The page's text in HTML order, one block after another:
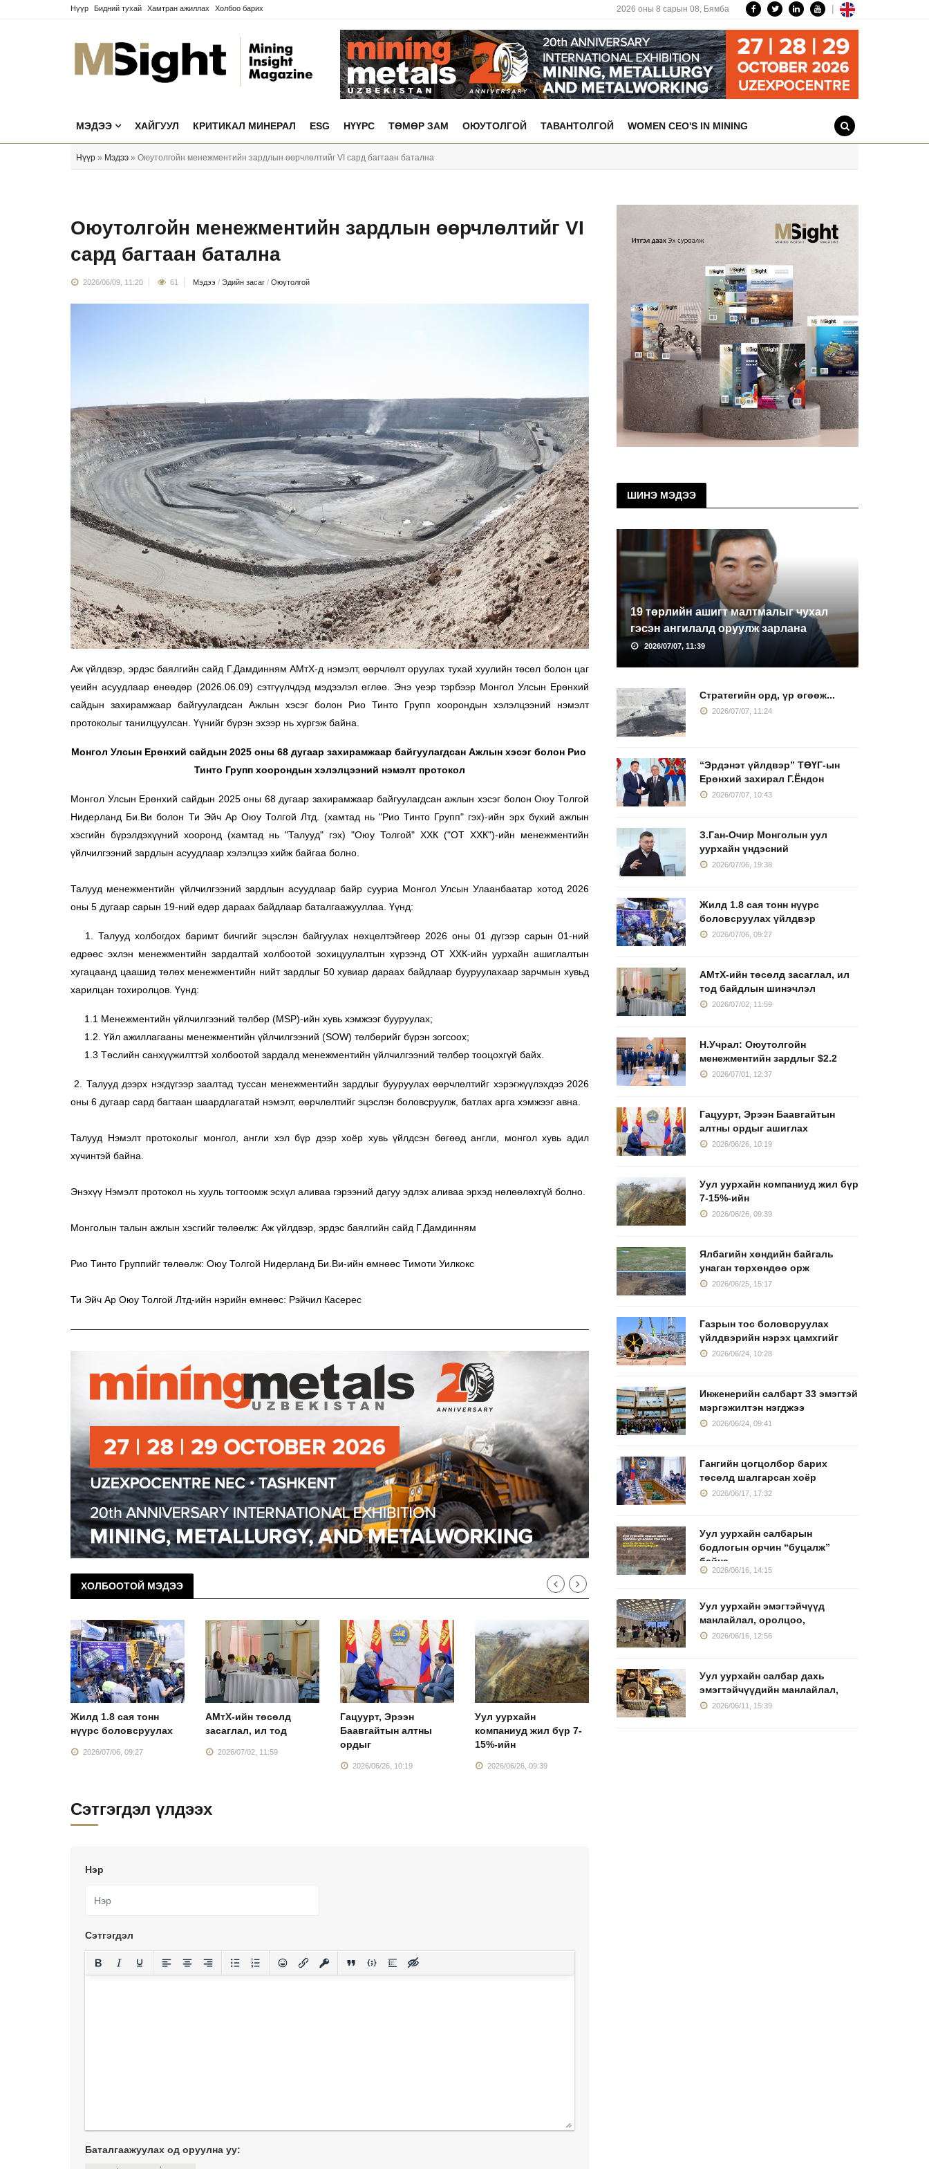
Нүүр Бидний тухай Хамтран ажиллах Холбоо барих 2026 оны 8 сарын 08, Бямба |
МЭДЭЭ ХАЙГУУЛ КРИТИКАЛ МИНЕРАЛ ESG НҮҮРС ТӨМӨР ЗАМ ОЮУТОЛГОЙ ТАВАНТОЛГОЙ WOMEN CEO'S IN MINING
Нүүр » Мэдээ » Оюутолгойн менежментийн зардлын өөрчлөлтийг VI сард багтаан батална
Оюутолгойн менежментийн зардлын өөрчлөлтийг VI
сард багтаан батална
2026/06/09, 11:20 61 Мэдээ / Эдийн засаг / Оюутолгой
Аж үйлдвэр, эрдэс баялгийн сайд Г.Дамдинням АМтХ-д нэмэлт, өөрчлөлт оруулах тухай хуулийн төсөл болон цаг
үеийн асуудлаар өнөөдөр (2026.06.09) сэтгүүлчдэд мэдээлэл өглөө. Энэ үеэр тэрбээр Монгол Улсын Ерөнхий
сайдын захирамжаар байгуулагдсан Ажлын хэсэг болон Рио Тинто Групп хоорондын хэлэлцээний нэмэлт
протоколыг танилцуулсан. Үүнийг бүрэн эхээр нь хүргэж байна.
Монгол Улсын Ерөнхий сайдын 2025 оны 68 дугаар захирамжаар байгуулагдсан Ажлын хэсэг болон Рио
Тинто Групп хоорондын хэлэлцээний нэмэлт протокол
Монгол Улсын Ерөнхий сайдын 2025 оны 68 дугаар захирамжаар байгуулагдсан ажлын хэсэг болон Оюу Толгой
Нидерланд Би.Ви болон Ти Эйч Ар Оюу Толгой Лтд. (хамтад нь "Рио Тинто Групп" гэх)-ийн эрх бүхий ажлын
хэсгийн бүрэлдэхүүний хооронд (хамтад нь "Талууд" гэх) "Оюу Толгой" ХХК ("ОТ ХХК")-ийн менежментийн
үйлчилгээний зардлын асуудлаар хэлэлцээ хийж байгаа болно.
Талууд менежментийн үйлчилгээний зардлын асуудлаар байр сууриа Монгол Улсын Улаанбаатар хотод 2026
оны 5 дугаар сарын 19-ний өдөр дараах байдлаар баталгаажууллаа. Үүнд:
1. Талууд холбогдох баримт бичгийг эцэслэн байгуулах нөхцөлтэйгөөр 2026 оны 01 дүгээр сарын 01-ний
өдрөөс эхлэн менежментийн зардалтай холбоотой зохицуулалтын хүрээнд ОТ ХХК-ийн уурхайн ашиглалтын
хугацаанд цаашид төлөх менежментийн нийт зардлыг 50 хувиар дараах байдлаар бууруулахаар зарчмын хувьд
харилцан тохиролцов. Үүнд:
1.1 Менежментийн үйлчилгээний төлбөр (MSP)-ийн хувь хэмжээг бууруулах;
1.2. Үйл ажиллагааны менежментийн үйлчилгээний (SOW) төлбөрийг бүрэн зогсоох;
1.3 Төслийн санхүүжилттэй холбоотой зардалд менежментийн үйлчилгээний төлбөр тооцохгүй байх.
2. Талууд дээрх нэгдүгээр заалтад туссан менежментийн зардлыг бууруулах өөрчлөлтийг хэрэгжүүлэхдээ 2026
оны 6 дугаар сард багтаан шаардлагатай нэмэлт, өөрчлөлтийг эцэслэн боловсруулж, батлах арга хэмжээг авна.
Талууд Нэмэлт протоколыг монгол, англи хэл бүр дээр хоёр хувь үйлдсэн бөгөөд англи, монгол хувь адил
хүчинтэй байна.
Энэхүү Нэмэлт протокол нь хууль тогтоомж эсхүл аливаа гэрээний дагуу эдлэх аливаа эрхэд нөлөөлөхгүй болно.
Монголын талын ажлын хэсгийг төлөөлж: Аж үйлдвэр, эрдэс баялгийн сайд Г.Дамдинням
Рио Тинто Группийг төлөөлж: Оюу Толгой Нидерланд Би.Ви-ийн өмнөөс Тимоти Уилкокс
Ти Эйч Ар Оюу Толгой Лтд-ийн нэрийн өмнөөс: Рэйчил Касерес
ХОЛБООТОЙ МЭДЭЭ
Жилд 1.8 сая тонн
нүүрс боловсруулах
2026/07/06, 09:27
АМтХ-ийн төсөлд
засаглал, ил тод
2026/07/02, 11:59
Гацуурт, Эрээн
Баавгайтын алтны
ордыг
2026/06/26, 10:19
Уул уурхайн
компаниуд жил бүр 7-
15%-ийн
2026/06/26, 09:39
Газрын тос
Сэтгэгдэл үлдээх
Нэр
Сэтгэгдэл
Баталгаажуулах од оруулна уу:
ШИНЭ МЭДЭЭ
19 төрлийн ашигт малтмалыг чухал
гэсэн ангилалд оруулж зарлана
2026/07/07, 11:39
Стратегийн орд, үр өгөөж...
2026/07/07, 11:24
“Эрдэнэт үйлдвэр” ТӨҮГ-ын
Ерөнхий захирал Г.Ёндон
2026/07/07, 10:43
З.Ган-Очир Монголын уул
уурхайн үндэсний
2026/07/06, 19:38
Жилд 1.8 сая тонн нүүрс
боловсруулах үйлдвэр
2026/07/06, 09:27
АМтХ-ийн төсөлд засаглал, ил
тод байдлын шинэчлэл
2026/07/02, 11:59
Н.Учрал: Оюутолгойн
менежментийн зардлыг $2.2
2026/07/01, 12:37
Гацуурт, Эрээн Баавгайтын
алтны ордыг ашиглах
2026/06/26, 10:19
Уул уурхайн компаниуд жил бүр
7-15%-ийн
2026/06/26, 09:39
Ялбагийн хөндийн байгаль
унаган төрхөндөө орж
2026/06/25, 15:17
Газрын тос боловсруулах
үйлдвэрийн нэрэх цамхгийг
2026/06/24, 10:28
Инженерийн салбарт 33 эмэгтэй
мэргэжилтэн нэгджээ
2026/06/24, 09:41
Гангийн цогцолбор барих
төсөлд шалгарсан хоёр
2026/06/17, 17:32
Уул уурхайн салбарын
бодлогын орчин “буцалж”
байна
2026/06/16, 14:15
Уул уурхайн эмэгтэйчүүд
манлайлал, оролцоо,
2026/06/16, 12:56
Уул уурхайн салбар дахь
эмэгтэйчүүдийн манлайлал,
2026/06/11, 15:39